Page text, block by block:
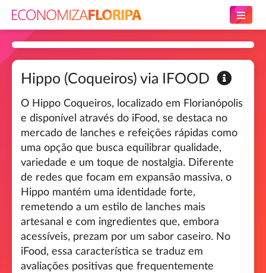
Hippo (Coqueiros) via IFOOD
O Hippo Coqueiros, localizado em Florianópolis
e disponível através do iFood, se destaca no
mercado de lanches e refeições rápidas como
uma opção que busca equilibrar qualidade,
variedade e um toque de nostalgia. Diferente
de redes que focam em expansão massiva, o
Hippo mantém uma identidade forte,
remetendo a um estilo de lanches mais
artesanal e com ingredientes que, embora
acessíveis, prezam por um sabor caseiro. No
iFood, essa característica se traduz em
avaliações positivas que frequentemente